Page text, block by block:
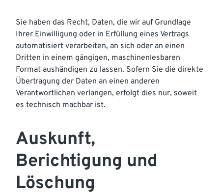
Sie haben das Recht, Daten, die wir auf Grundlage
Ihrer Einwilligung oder in Erfüllung eines Vertrags
automatisiert verarbeiten, an sich oder an einen
Dritten in einem gängigen, maschinenlesbaren
Format aushändigen zu lassen. Sofern Sie die direkte
Übertragung der Daten an einen anderen
Verantwortlichen verlangen, erfolgt dies nur, soweit
es technisch machbar ist.
Auskunft,
Berichtigung und
Löschung